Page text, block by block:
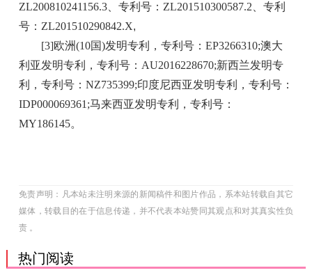
ZL200810241156.3、专利号：ZL201510300587.2、专利
号：ZL201510290842.X,
[3]欧洲(10国)发明专利，专利号：EP3266310;澳大
利亚发明专利，专利号：AU2016228670;新西兰发明专
利，专利号：NZ735399;印度尼西亚发明专利，专利号：
IDP000069361;马来西亚发明专利，专利号：
MY186145。
免责声明：凡本站未注明来源的新闻稿件和图片作品，系本站转载自其它
媒体，转载目的在于信息传递，并不代表本站赞同其观点和对其真实性负
责 。
热门阅读